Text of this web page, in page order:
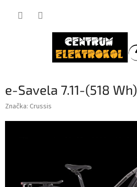
e-Savela 7.11-(518 Wh)
Značka: Crussis